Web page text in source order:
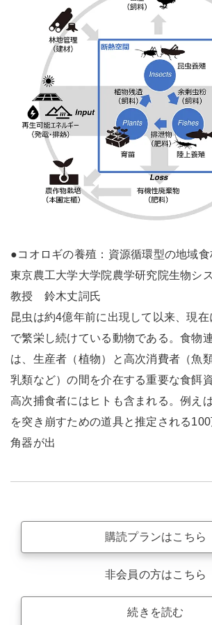
●コオロギの養殖：資源循環型の地域
東京農工大学大学院農学研究院生物シ
教授 鈴木丈詞氏
昆虫は約4億年前に出現して以来、現
で繁栄し続けている動物である。食物
は、生産者（植物）と高次消費者（魚
乳類など）の間を介在する重要な食餌
高次捕食者にはヒトも含まれる。例え
を突き崩すための道具と推定される
角器が出
購読プランはこちら
非会員の方はこちら
続きを読む